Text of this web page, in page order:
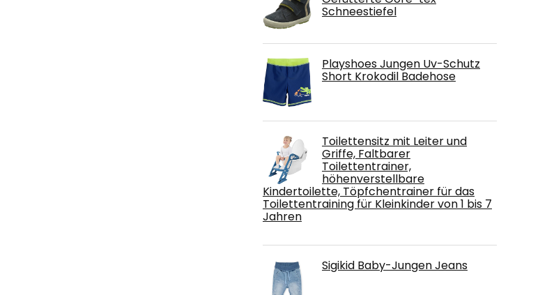
Schneestiefel
Playshoes Jungen Uv-Schutz
Short Krokodil Badehose
Toilettensitz mit Leiter und
Griffe, Faltbarer
Toilettentrainer,
höhenverstellbare
Kindertoilette, Töpfchentrainer für das
Toilettentraining für Kleinkinder von 1 bis 7
Jahren
Sigikid Baby-Jungen Jeans